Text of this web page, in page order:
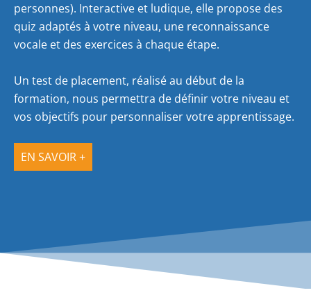
personnes). Interactive et ludique, elle propose des
quiz adaptés à votre niveau, une reconnaissance
vocale et des exercices à chaque étape.
Un test de placement, réalisé au début de la
formation, nous permettra de définir votre niveau et
vos objectifs pour personnaliser votre apprentissage.
EN SAVOIR +